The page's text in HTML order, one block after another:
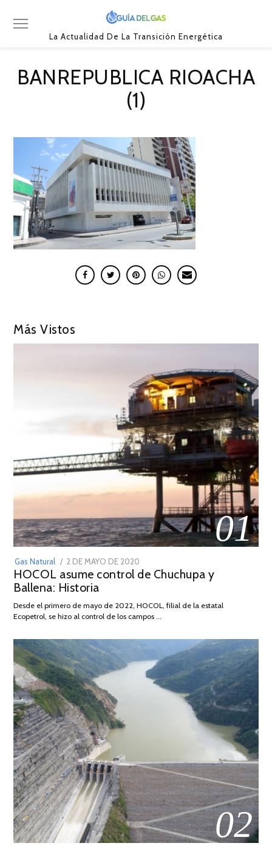
La Actualidad De La Transición Energética
BANREPUBLICA RIOACHA
(1)
Más Vistos
01
Gas Natural
POSTED
ON
2 DE MAYO DE 2020
DE
2026
HOCOL asume control de Chuchupa y
Ballena: Historia
Desde el primero de mayo de 2022, HOCOL, filial de la estatal
Ecopetrol, se hizo al control de los campos …
02